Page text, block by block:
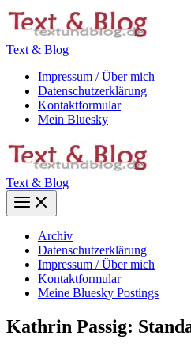
Zum
Inhalt
Text & Blog
Impressum / Über mich
Datenschutzerklärung
Kontaktformular
Mein Bluesky
Text & Blog
Main
Menu
Archiv
Datenschutzerklärung
Impressum / Über mich
Kontaktformular
Meine Bluesky Postings
Kathrin Passig: